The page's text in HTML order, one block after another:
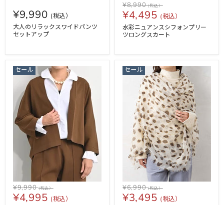
¥9,990
大人のリラックスワイドパンツ
セットアップ
¥8,990
¥4,495
水彩ニュアンスシフォンプリー
ツロングスカート
セール
¥9,990
¥4,995
セール
¥6,990
¥3,495